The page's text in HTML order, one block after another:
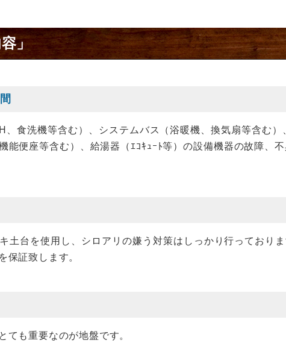
」
、食洗機等含む）、システムバス（浴暖機、換気扇等含む）
能便座等含む）、給湯器（ｴｺｷｭｰﾄ等）の設備機器の故障、
土台を使用し、シロアリの嫌う対策はしっかり行っており
保証致します。
ても重要なのが地盤です。